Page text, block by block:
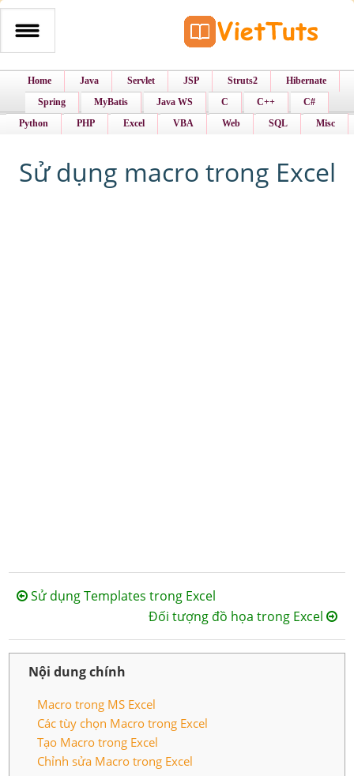
Home Java Servlet JSP Struts2
Hibernate
Spring
MyBatis Java WS C C++
C#
Python
PHP Excel VBA Web SQL Misc
Sử dụng macro trong Excel
Sử dụng Templates trong Excel
Đối tượng đồ họa trong Excel
Nội dung chính
Macro trong MS Excel
Các tùy chọn Macro trong Excel
Tạo Macro trong Excel
Chỉnh sửa Macro trong Excel